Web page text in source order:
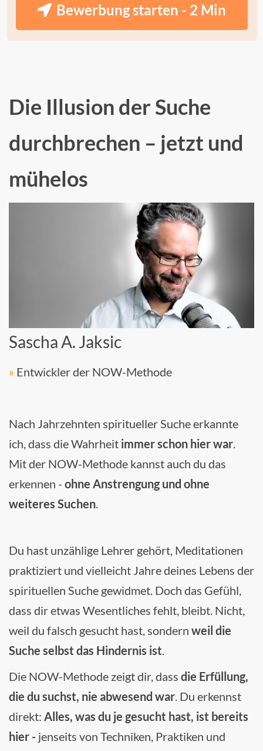
Bewerbung starten - 2 Min
Die Illusion der Suche
durchbrechen – jetzt und
mühelos
Sascha A. Jaksic
» Entwickler der NOW-Methode
Nach Jahrzehnten spiritueller Suche erkannte
ich, dass die Wahrheit immer schon hier war.
Mit der NOW-Methode kannst auch du das
erkennen - ohne Anstrengung und ohne
weiteres Suchen.
Du hast unzählige Lehrer gehört, Meditationen
praktiziert und vielleicht Jahre deines Lebens der
spirituellen Suche gewidmet. Doch das Gefühl,
dass dir etwas Wesentliches fehlt, bleibt. Nicht,
weil du falsch gesucht hast, sondern weil die
Suche selbst das Hindernis ist.
Die NOW-Methode zeigt dir, dass die Erfüllung,
die du suchst, nie abwesend war. Du erkennst
direkt: Alles, was du je gesucht hast, ist bereits
hier - jenseits von Techniken, Praktiken und